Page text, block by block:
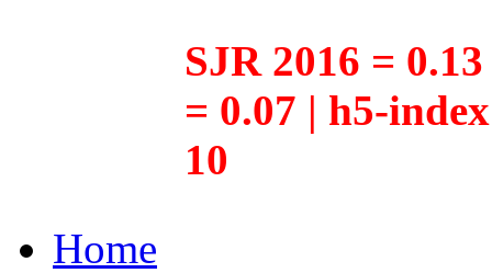
SJR 2016 =
= 0.07 | h5-
10
Home